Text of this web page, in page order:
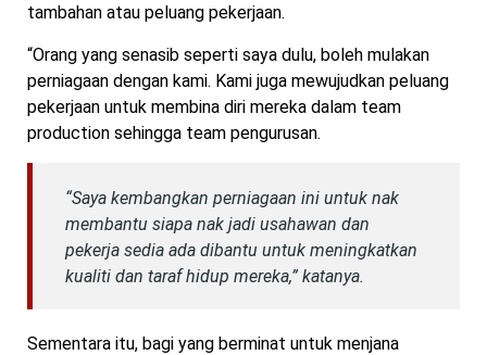
tambahan atau peluang pekerjaan.
“Orang yang senasib seperti saya dulu, boleh mulakan
perniagaan dengan kami. Kami juga mewujudkan peluang
pekerjaan untuk membina diri mereka dalam team
production sehingga team pengurusan.
“Saya kembangkan perniagaan ini untuk nak
membantu siapa nak jadi usahawan dan
pekerja sedia ada dibantu untuk meningkatkan
kualiti dan taraf hidup mereka,” katanya.
Sementara itu, bagi yang berminat untuk menjana